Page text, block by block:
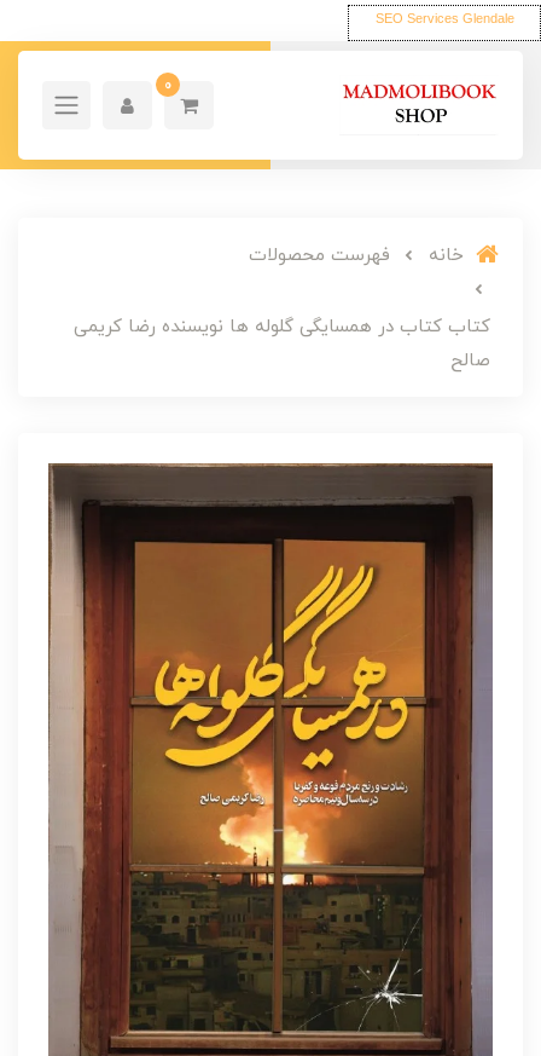
SEO Services Glendale
0
خانه فهرست محصولات
کتاب کتاب در همسایگی گلوله ها نویسنده رضا کریمی
صالح